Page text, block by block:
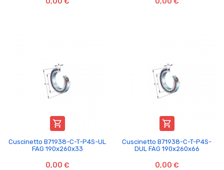

Cuscinetto B71938-C-T-P4S-UL
FAG 190x260x33
0,00 €

Cuscinetto B71938-C-T-P4S-
DUL FAG 190x260x66
0,00 €